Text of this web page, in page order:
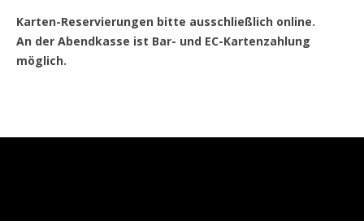
Karten-Reservierungen bitte ausschließlich online.
An der Abendkasse ist Bar- und EC-Kartenzahlung
möglich.